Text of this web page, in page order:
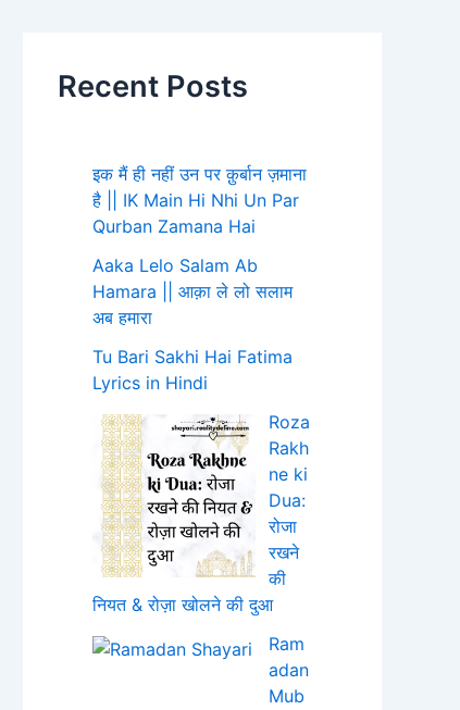
Recent Posts
इक मैं ही नहीं उन पर क़ुर्बान ज़माना
है || IK Main Hi Nhi Un Par
Qurban Zamana Hai
Aaka Lelo Salam Ab
Hamara || आक़ा ले लो सलाम
अब हमारा
Tu Bari Sakhi Hai Fatima
Lyrics in Hindi
Roza
Rakh
ne ki
Dua:
रोजा
रखने
की
नियत & रोज़ा खोलने की दुआ
Ram
adan
Mub